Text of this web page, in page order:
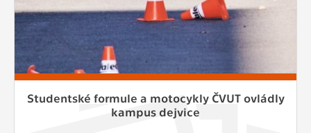
Studentské formule a motocykly ČVUT ovládly
kampus dejvice